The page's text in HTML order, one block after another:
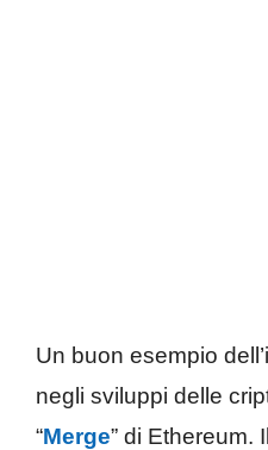
Un buon esempio
negli sviluppi delle
“Merge” di Ethereum.